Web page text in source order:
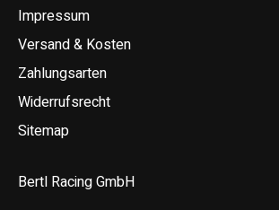
Impressum
Versand & Kosten
Zahlungsarten
Widerrufsrecht
Sitemap
Bertl Racing GmbH